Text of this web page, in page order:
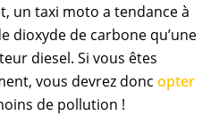
un taxi moto a tendance à
dioxyde de carbone qu’une
diesel. Si vous êtes
vous devrez doncopter
de pollution !